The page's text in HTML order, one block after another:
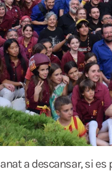
a descansar, si es